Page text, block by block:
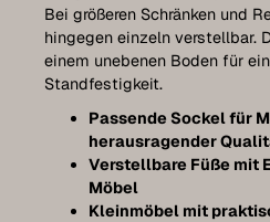
Bei größeren Schränken und
hingegen einzeln verstellbar.
einem unebenen Boden für
Standfestigkeit.
Passende Sockel für
herausragender
Verstellbare Füße mit
Möbel
Kleinmöbel mit